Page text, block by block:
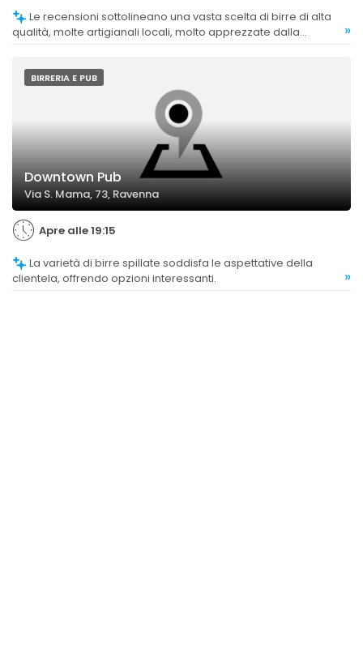
qualità, molte artigianali locali, molto apprezzate dalla
»
BIRRERIA E PUB
Downtown Pub
Via S. Mama, 73, Ravenna
Apre alle 19:15
clientela, offrendo opzioni interessanti.
»